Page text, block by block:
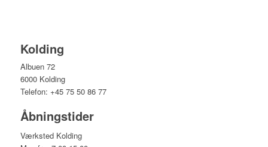
Kolding
Albuen 72
6000 Kolding
Telefon: +45 75 50 86 77
Åbningstider
Værksted Kolding